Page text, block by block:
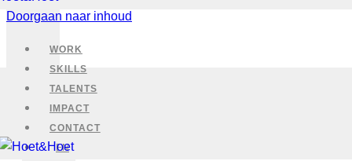
Doorgaan naar inhoud
WORK
SKILLS
TALENTS
IMPACT
CONTACT
EN